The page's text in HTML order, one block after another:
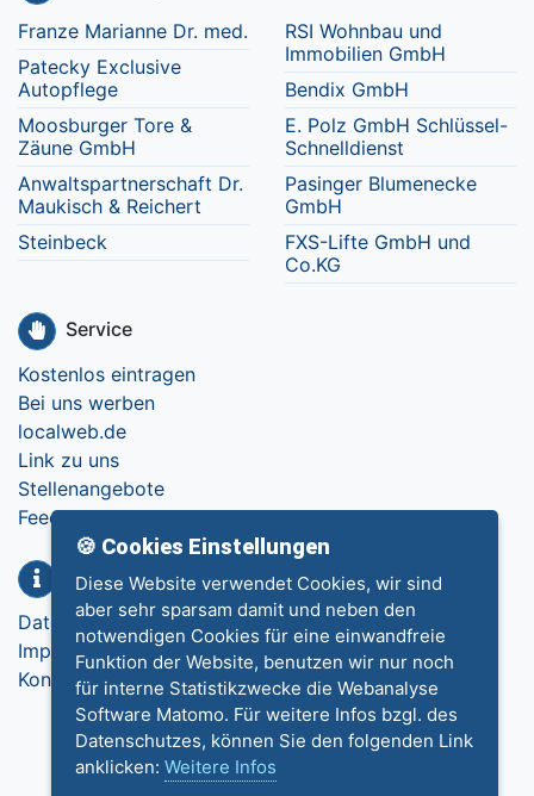
Franze Marianne Dr. med.
Patecky Exclusive
Autopflege
Moosburger Tore &
Zäune GmbH
Anwaltspartnerschaft Dr.
Maukisch & Reichert
Steinbeck
RSI Wohnbau und
Immobilien GmbH
Bendix GmbH
E. Polz GmbH Schlüssel-
Schnelldienst
Pasinger Blumenecke
GmbH
FXS-Lifte GmbH und
Co.KG
Service
Kostenlos eintragen
Bei uns werben
localweb.de
Link zu uns
Stellenangebote
Feedback
Info
Datenschutz
Impressum
Kontakt
🍪 Cookies Einstellungen
Diese Website verwendet Cookies, wir sind
aber sehr sparsam damit und neben den
notwendigen Cookies für eine einwandfreie
Funktion der Website, benutzen wir nur noch
für interne Statistikzwecke die Webanalyse
Software Matomo. Für weitere Infos bzgl. des
Datenschutzes, können Sie den folgenden Link
anklicken: Weitere Infos